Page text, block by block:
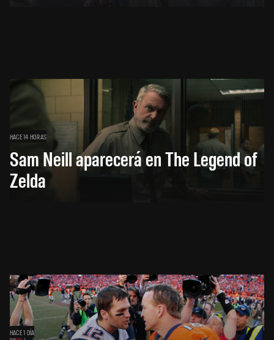
HACE 14 HORAS
Sam Neill aparecerá en The Legend of
Zelda
HACE 1 DÍA